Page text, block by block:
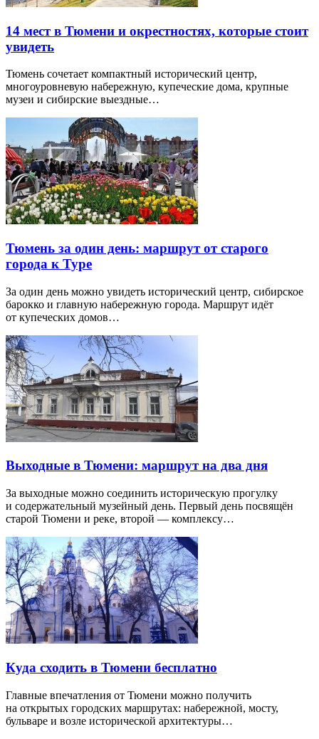
14 мест в Тюмени и окрестностях, которые стоит
увидеть
Тюмень сочетает компактный исторический центр,
многоуровневую набережную, купеческие дома, крупные
музеи и сибирские выездные…
Тюмень за один день: маршрут от старого
города к Туре
За один день можно увидеть исторический центр, сибирское
барокко и главную набережную города. Маршрут идёт
от купеческих домов…
Выходные в Тюмени: маршрут на два дня
За выходные можно соединить историческую прогулку
и содержательный музейный день. Первый день посвящён
старой Тюмени и реке, второй — комплексу…
Куда сходить в Тюмени бесплатно
Главные впечатления от Тюмени можно получить
на открытых городских маршрутах: набережной, мосту,
бульваре и возле исторической архитектуры…